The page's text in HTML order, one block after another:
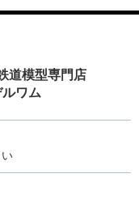
道模型専門店
ワム